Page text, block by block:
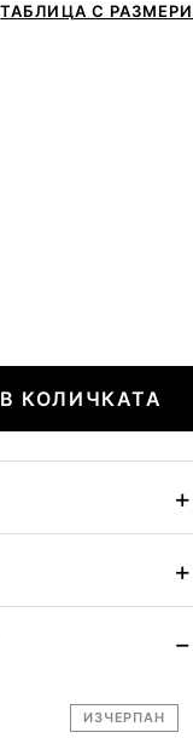
ТАБЛИЦА С РАЗМЕРИ
КОЛИЧКАТА
ИЗЧЕРПАН